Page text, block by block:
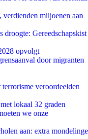
miljoenen aan
droogte: Gereedschapskist
opvolgt
door migranten
veroordeelden
lokaal 32 graden
we onze
aan: extra mondelinge